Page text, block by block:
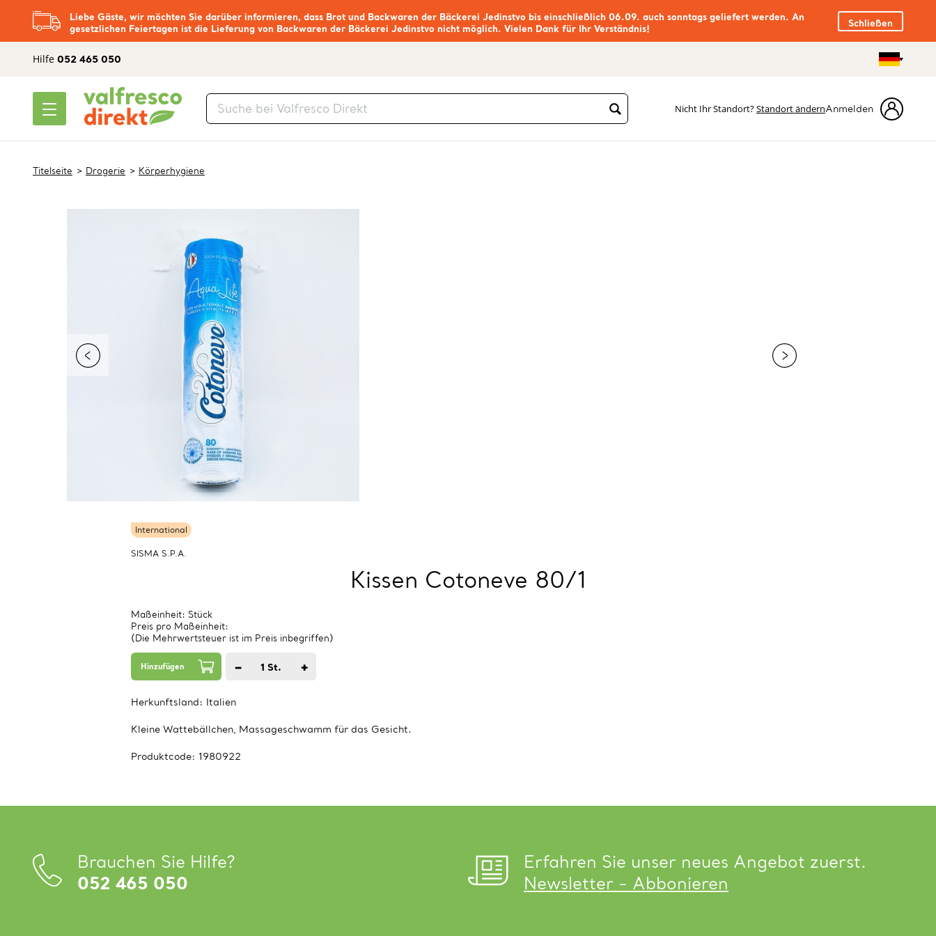
Liebe Gäste, wir möchten Sie darüber informieren, dass Brot und Backwaren der Bäckerei Jedinstvo bis einschließlich 06.09. auch sonntags geliefert werden. An
gesetzlichen Feiertagen ist die Lieferung von Backwaren der Bäckerei Jedinstvo nicht möglich. Vielen Dank für Ihr Verständnis!
Schließen
Hilfe 052 465 050
Nicht Ihr Standort?Standort ändernAnmelden
Titelseite Drogerie Körperhygiene
International
SISMA S.P.A.
Kissen Cotoneve 80/1
Maßeinheit: Stück
Preis pro Maßeinheit:
(Die Mehrwertsteuer ist im Preis inbegriffen)
Hinzufügen − 1 St. +
Herkunftsland: Italien
Kleine Wattebällchen, Massageschwamm für das Gesicht.
Produktcode: 1980922
Brauchen Sie Hilfe?
052 465 050
Erfahren Sie unser neues Angebot zuerst.
Newsletter - Abbonieren